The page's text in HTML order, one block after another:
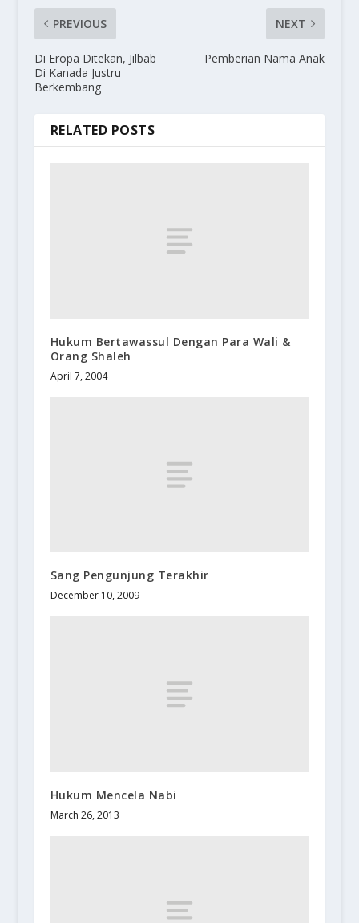
PREVIOUS
Di Eropa Ditekan, Jilbab
Di Kanada Justru
Berkembang
NEXT
Pemberian Nama Anak
RELATED POSTS
Hukum Bertawassul Dengan Para Wali &
Orang Shaleh
April 7, 2004
Sang Pengunjung Terakhir
December 10, 2009
Hukum Mencela Nabi
March 26, 2013